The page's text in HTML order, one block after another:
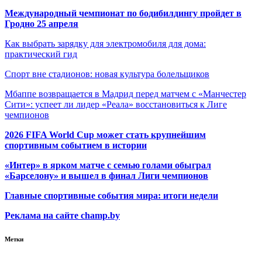
Международный чемпионат по бодибилдингу пройдет в
Гродно 25 апреля
Как выбрать зарядку для электромобиля для дома:
практический гид
Спорт вне стадионов: новая культура болельщиков
Мбаппе возвращается в Мадрид перед матчем с «Манчестер
Сити»: успеет ли лидер «Реала» восстановиться к Лиге
чемпионов
2026 FIFA World Cup может стать крупнейшим
спортивным событием в истории
«Интер» в ярком матче с семью голами обыграл
«Барселону» и вышел в финал Лиги чемпионов
Главные спортивные события мира: итоги недели
Реклама на сайте champ.by
Метки